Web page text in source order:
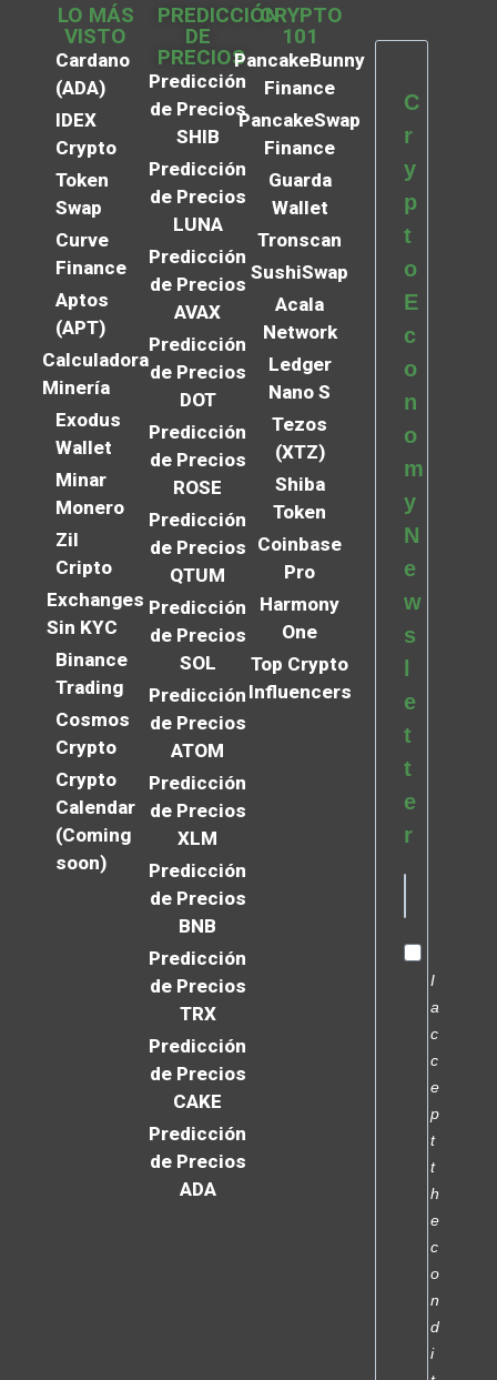
LO MÁS
VISTO
Cardano
(ADA)
IDEX
Crypto
Token
Swap
Curve
Finance
Aptos
(APT)
Calculadora
Minería
Exodus
Wallet
Minar
Monero
Zil
Cripto
Exchanges
Sin KYC
Binance
Trading
Cosmos
Crypto
Crypto
Calendar
(Coming
soon)
PREDICCIÓN
DE
PRECIOS
Predicción
de Precios
SHIB
Predicción
de Precios
LUNA
Predicción
de Precios
AVAX
Predicción
de Precios
DOT
Predicción
de Precios
ROSE
Predicción
de Precios
QTUM
Predicción
de Precios
SOL
Predicción
de Precios
ATOM
Predicción
de Precios
XLM
Predicción
de Precios
BNB
Predicción
de Precios
TRX
Predicción
de Precios
CAKE
Predicción
de Precios
ADA
CRYPTO
101
PancakeBunny
Finance
PancakeSwap
Finance
Guarda
Wallet
Tronscan
SushiSwap
Acala
Network
Ledger
Nano S
Tezos
(XTZ)
Shiba
Token
Coinbase
Pro
Harmony
One
Top Crypto
Influencers
C
r
y
p
t
o
E
c
o
n
o
m
y
N
e
w
s
e
t
t
e
r
I
a
c
c
e
p
t
t
h
e
c
o
n
d
i